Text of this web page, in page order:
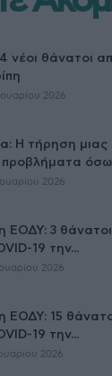
νέοι θάνατοι
2026
Η τήρηση
προβλήματα
2026
ΕΟΔΥ: 3
19 την...
2026
ΕΟΔΥ: 15
19 την...
2026